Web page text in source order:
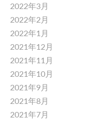
2022年3月
2022年2月
2022年1月
2021年12月
2021年11月
2021年10月
2021年9月
2021年8月
2021年7月